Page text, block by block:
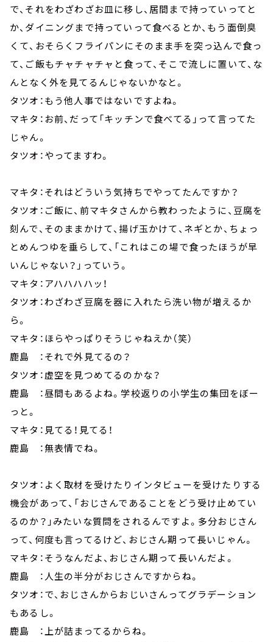
で、それをわざわざお皿に移し、居間まで持っていってと
か、ダイニングまで持っていって食べるとか、もう面倒臭
くて、おそらくフライパンにそのまま手を突っ込んで食っ
て、ご飯もチャチャチャと食って、そこで流しに置いて、な
んとなく外を見てるんじゃないかなと。
タツオ：もう他人事ではないですよね。
マキタ：お前、だって「キッチンで食べてる」って言ってた
じゃん。
タツオ：やってますわ。
マキタ：それはどういう気持ちでやってたんですか？
タツオ：ご飯に、前マキタさんから教わったように、豆腐を
刻んで、そのままかけて、揚げ玉かけて、ネギとか、ちょっ
とめんつゆを垂らして、「これはこの場で食ったほうが早
いんじゃない？」っていう。
マキタ：アハハハハッ！
タツオ：わざわざ豆腐を器に入れたら洗い物が増えるか
ら。
マキタ：ほらやっぱりそうじゃねえか（笑）
鹿島 ：それで外見てるの？
タツオ：虚空を見つめてるのかな？
鹿島 ：昼間もあるよね。学校返りの小学生の集団をぼー
っと。
マキタ：見てる！見てる！
鹿島 ：無表情でね。
タツオ：よく取材を受けたりインタビューを受けたりする
機会があって、「おじさんであることをどう受け止めてい
るのか？」みたいな質問をされるんですよ。多分おじさん
って、何度も言ってるけど、おじさん期って長いじゃん。
マキタ：そうなんだよ、おじさん期って長いんだよ。
鹿島 ：人生の半分がおじさんですからね。
タツオ：で、おじさんからおじいさんってグラデーション
もあるし。
鹿島 ：上が詰まってるからね。